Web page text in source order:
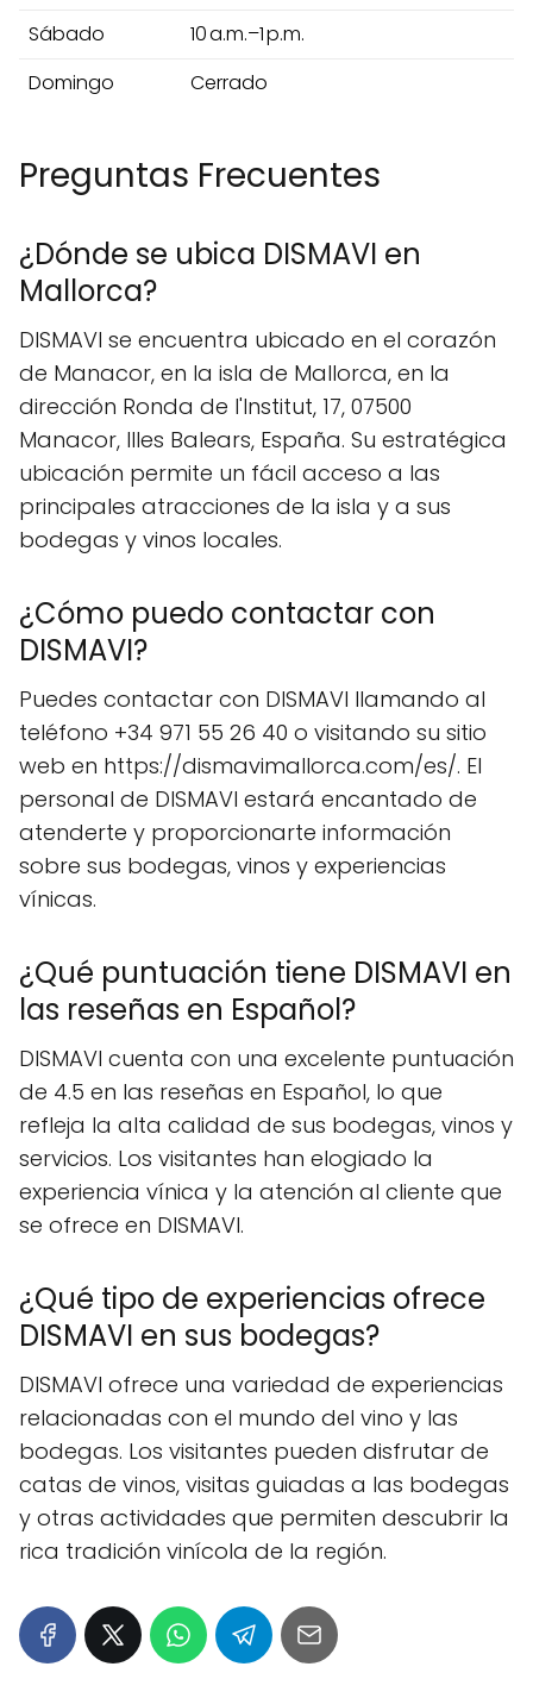
Sábado
10 a.m.–1 p.m.
Domingo
Cerrado
Preguntas Frecuentes
¿Dónde se ubica DISMAVI en
Mallorca?
DISMAVI se encuentra ubicado en el corazón
de Manacor, en la isla de Mallorca, en la
dirección Ronda de l'Institut, 17, 07500
Manacor, Illes Balears, España. Su estratégica
ubicación permite un fácil acceso a las
principales atracciones de la isla y a sus
bodegas y vinos locales.
¿Cómo puedo contactar con
DISMAVI?
Puedes contactar con DISMAVI llamando al
teléfono +34 971 55 26 40 o visitando su sitio
web en https://dismavimallorca.com/es/. El
personal de DISMAVI estará encantado de
atenderte y proporcionarte información
sobre sus bodegas, vinos y experiencias
vínicas.
¿Qué puntuación tiene DISMAVI en
las reseñas en Español?
DISMAVI cuenta con una excelente puntuación
de 4.5 en las reseñas en Español, lo que
refleja la alta calidad de sus bodegas, vinos y
servicios. Los visitantes han elogiado la
experiencia vínica y la atención al cliente que
se ofrece en DISMAVI.
¿Qué tipo de experiencias ofrece
DISMAVI en sus bodegas?
DISMAVI ofrece una variedad de experiencias
relacionadas con el mundo del vino y las
bodegas. Los visitantes pueden disfrutar de
catas de vinos, visitas guiadas a las bodegas
y otras actividades que permiten descubrir la
rica tradición vinícola de la región.